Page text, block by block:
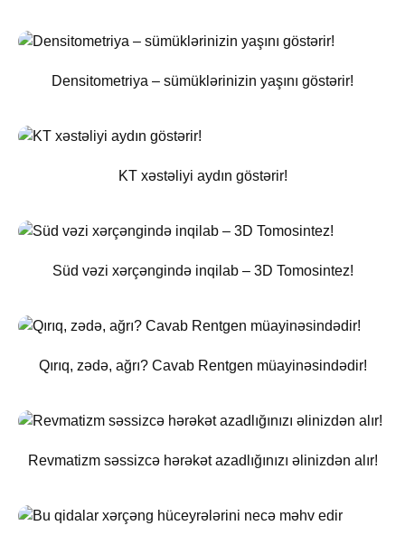
Densitometriya – sümüklərinizin yaşını göstərir!
KT xəstəliyi aydın göstərir!
Süd vəzi xərçəngində inqilab – 3D Tomosintez!
Qırıq, zədə, ağrı? Cavab Rentgen müayinəsindədir!
Revmatizm səssizcə hərəkət azadlığınızı əlinizdən alır!